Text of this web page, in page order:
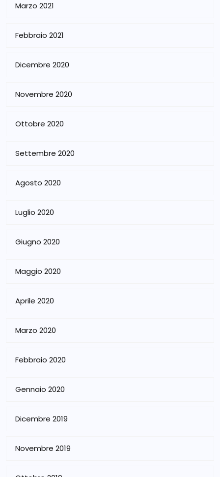
Marzo 2021
Febbraio 2021
Dicembre 2020
Novembre 2020
Ottobre 2020
Settembre 2020
Agosto 2020
Luglio 2020
Giugno 2020
Maggio 2020
Aprile 2020
Marzo 2020
Febbraio 2020
Gennaio 2020
Dicembre 2019
Novembre 2019